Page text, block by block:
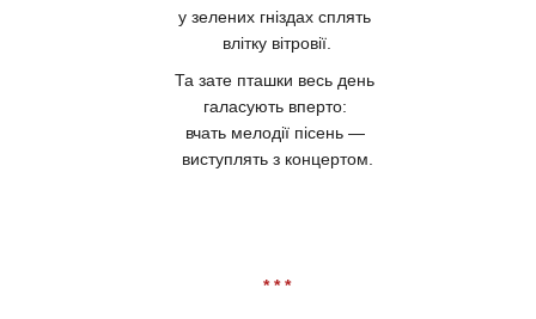
у зелених гніздах сплять
влітку вітровії.
Та зате пташки весь день
галасують вперто:
вчать мелодії пісень —
виступлять з концертом.
* * *